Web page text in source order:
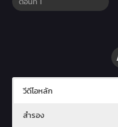
วีดีโอหลัก
สำรอง